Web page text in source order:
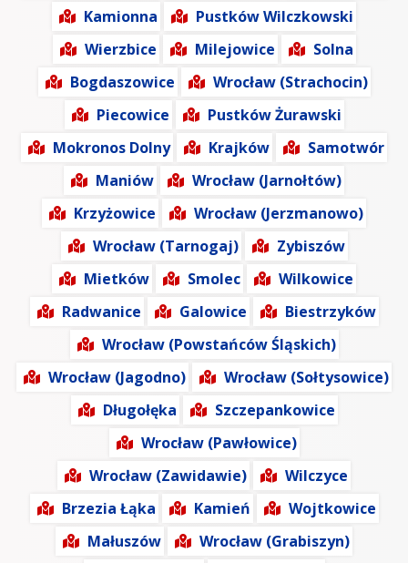
Kamionna
Pustków Wilczkowski
Wierzbice
Milejowice
Solna
Bogdaszowice
Wrocław (Strachocin)
Piecowice
Pustków Żurawski
Mokronos Dolny
Krajków
Samotwór
Maniów
Wrocław (Jarnołtów)
Krzyżowice
Wrocław (Jerzmanowo)
Wrocław (Tarnogaj)
Zybiszów
Mietków
Smolec
Wilkowice
Radwanice
Galowice
Biestrzyków
Wrocław (Powstańców Śląskich)
Wrocław (Jagodno)
Wrocław (Sołtysowice)
Długołęka
Szczepankowice
Wrocław (Pawłowice)
Wrocław (Zawidawie)
Wilczyce
Brzezia Łąka
Kamień
Wojtkowice
Małuszów
Wrocław (Grabiszyn)